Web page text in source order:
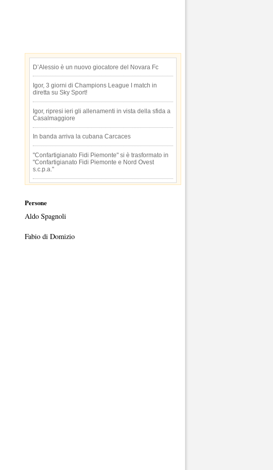
D’Alessio è un nuovo giocatore del Novara Fc
Igor, 3 giorni di Champions League I match in
diretta su Sky Sport!
Igor, ripresi ieri gli allenamenti in vista della sfida a
Casalmaggiore
In banda arriva la cubana Carcaces
"Confartigianato Fidi Piemonte" si è trasformato in
"Confartigianato Fidi Piemonte e Nord Ovest
s.c.p.a."
Persone
Aldo Spagnoli
Fabio di Domizio